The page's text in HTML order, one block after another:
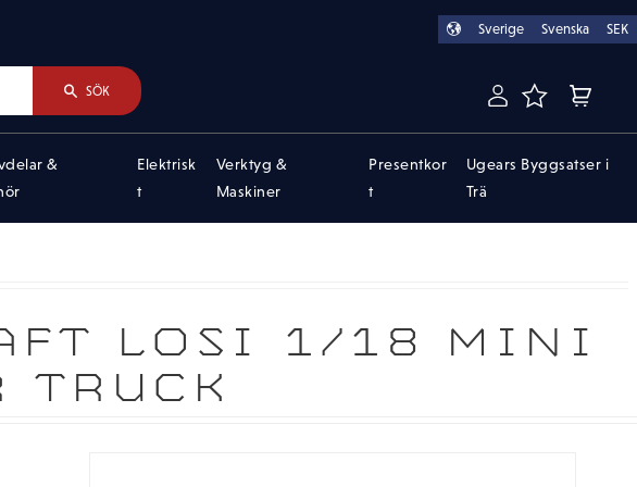
Sverige Svenska SEK
SÖK FAVORITER
&
Elektrisk
t
Verktyg &
Maskiner
Presentkor
t
Ugears Byggsatser i
Trä
LOSI 1/18 MINI
TRUCK